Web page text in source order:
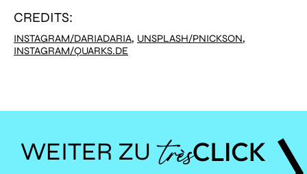
CREDITS:
INSTAGRAM/DARIADARIA, UNSPLASH/PNICKSON,
INSTAGRAM/QUARKS.DE
WEITER ZU